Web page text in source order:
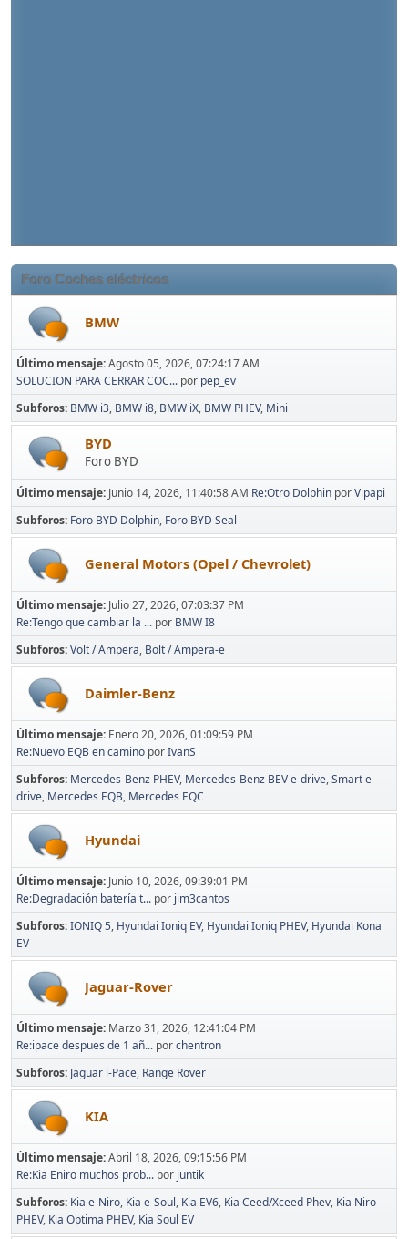
Foro Coches eléctricos
BMW
Último mensaje:Agosto 05, 2026, 07:24:17 AM
SOLUCION PARA CERRAR COC... por pep_ev
Subforos BMW i3 BMW i8 BMW iX BMW PHEV Mini
BYD
Foro BYD
Último mensaje: Junio 14, 2026, 11:40:58 AM Re:Otro Dolphin porVipapi
Subforos Foro BYD Dolphin Foro BYD Seal
General Motors (Opel / Chevrolet)
Último mensaje: Julio 27, 2026, 07:03:37 PM
Re:Tengo que cambiar la ... por BMW I8
Subforos Volt / Ampera Bolt / Ampera-e
Daimler-Benz
Último mensaje: Enero 20, 2026, 01:09:59 PM
Re:Nuevo EQB en camino porIvanS
Subforos Mercedes-Benz PHEV Mercedes-Benz BEV e-drive Smart e-
drive Mercedes EQB Mercedes EQC
Hyundai
Último mensaje: Junio 10, 2026, 09:39:01 PM
Re:Degradación batería t... por jim3cantos
Subforos IONIQ 5 Hyundai Ioniq EV Hyundai Ioniq PHEV Hyundai Kona
EV
Jaguar-Rover
Último mensaje: Marzo 31, 2026, 12:41:04 PM
Re:ipace despues de 1 añ... porchentron
Subforos Jaguar i-Pace Range Rover
KIA
Último mensaje:Abril 18, 2026, 09:15:56 PM
Re:Kia Eniro muchos prob... por juntik
Subforos Kia e-Niro Kia e-Soul Kia EV6 Kia Ceed/Xceed Phev Kia Niro
PHEV Kia Optima PHEV Kia Soul EV